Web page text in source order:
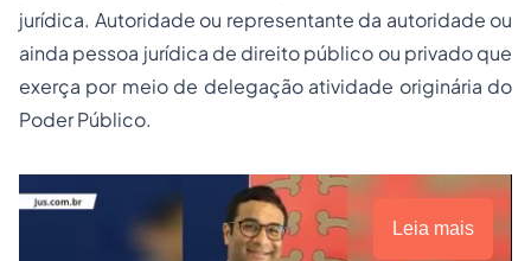
jurídica. Autoridade ou representante da autoridade ou
ainda pessoa jurídica de direito público ou privado que
exerça por meio de delegação atividade originária do
Poder Público.
Leia mais